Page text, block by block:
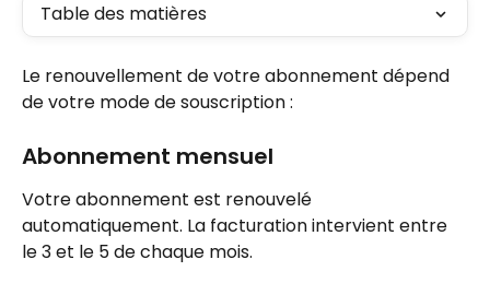
Table des matières
Le renouvellement de votre abonnement dépend
de votre mode de souscription :
Abonnement mensuel
Votre abonnement est renouvelé
automatiquement. La facturation intervient entre
le 3 et le 5 de chaque mois.